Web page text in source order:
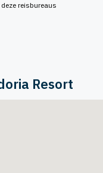
reisbureaus
Resort